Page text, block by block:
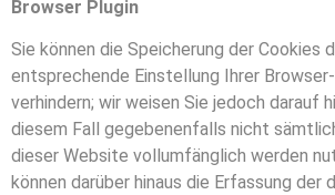
Browser Plugin
Sie können die Speicherung der Cookies
entsprechende Einstellung Ihrer
verhindern; wir weisen Sie jedoch darauf
diesem Fall gegebenenfalls nicht
dieser Website vollumfänglich werden
können darüber hinaus die Erfassung der